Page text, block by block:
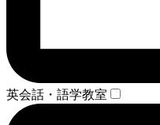
英会話・語学教室